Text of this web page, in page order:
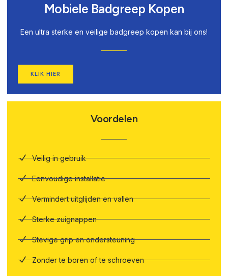
Mobiele Badgreep Kopen
Een ultra sterke en veilige badgreep kopen kan bij ons!
KLIK HIER
Voordelen
Veilig in gebruik
Eenvoudige installatie
Vermindert uitglijden en vallen
Sterke zuignappen
Stevige grip en ondersteuning
Zonder te boren of te schroeven